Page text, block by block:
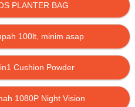
PLANTER BAG
100lt, minim asap
Cushion Powder
1080P Night Vision